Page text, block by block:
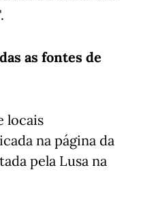
as fontes de
locais
na página da
pela Lusa na